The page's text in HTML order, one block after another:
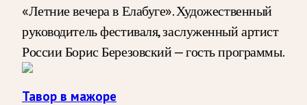
«Летние вечера в Елабуге». Художественный
руководитель фестиваля, заслуженный артист
России Борис Березовский — гость программы.
Тавор в мажоре